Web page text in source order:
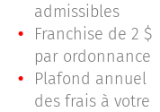
admissibles
Franchise de 2 $
par ordonnance
Plafond annuel
des frais à votre